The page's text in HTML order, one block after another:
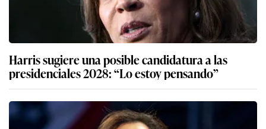
Harris sugiere una posible candidatura a las
presidenciales 2028: “Lo estoy pensando”